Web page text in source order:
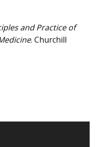
and Practice of
. Churchill